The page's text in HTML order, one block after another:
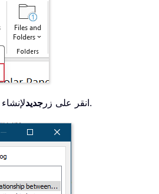
، انقر على زر جديد لإنشاء قاعدة جديدة للنسخ أو النسخ المخفي.